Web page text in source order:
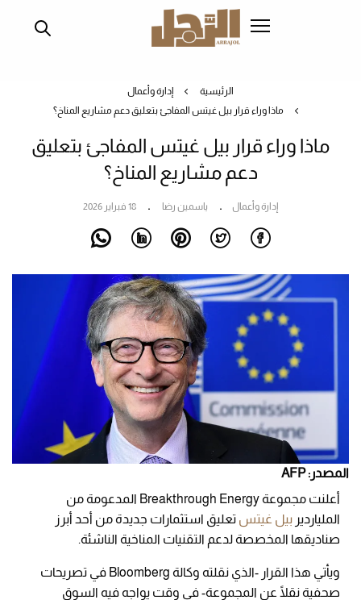
الرئيسية
إدارة وأعمال
ماذا وراء قرار بيل غيتس المفاجئ بتعليق دعم مشاريع المناخ؟
ماذا وراء قرار بيل غيتس المفاجئ بتعليق
دعم مشاريع المناخ؟
إدارة وأعمال ياسمين رضا 18 فبراير 2026
المصدر: AFP
أعلنت مجموعة Breakthrough Energy المدعومة من
الملياردير بيل غيتس تعليق استثمارات جديدة من أحد أبرز
صناديقها المخصصة لدعم التقنيات المناخية الناشئة.
ويأتي هذا القرار -الذي نقلته وكالة Bloomberg في تصريحات
صحفية نقلًا عن المجموعة- في وقت يواجه فيه السوق